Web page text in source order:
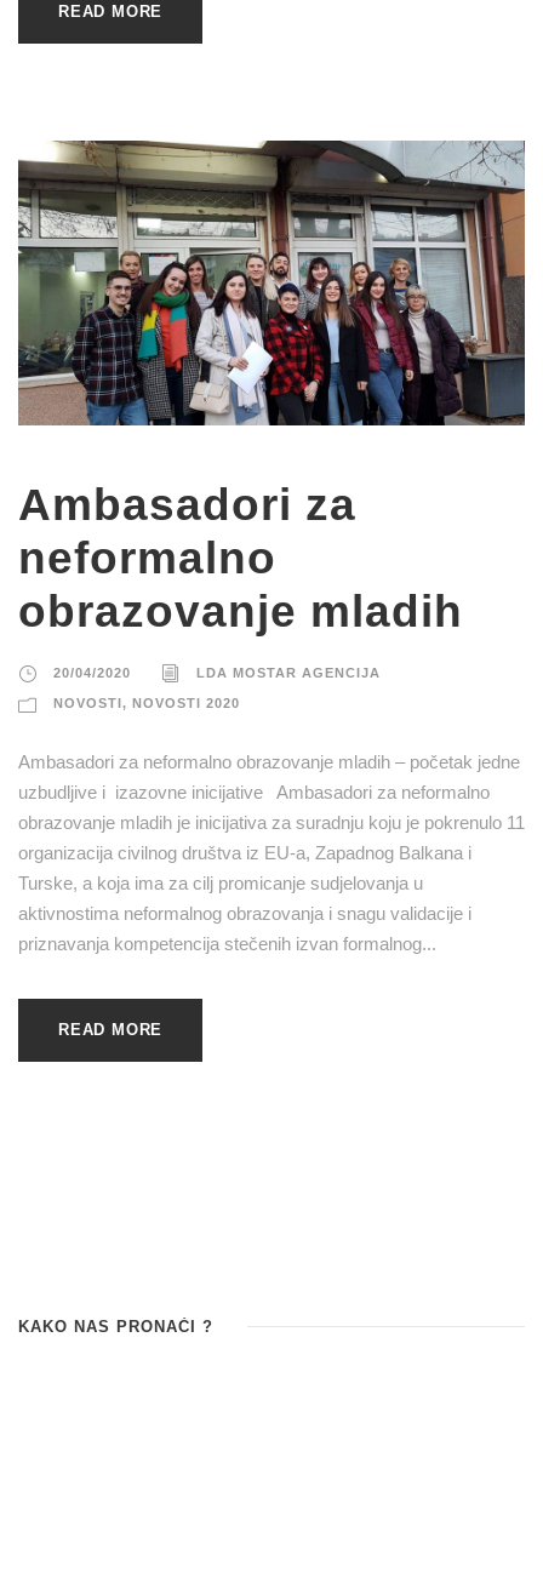
READ MORE
Ambasadori za
neformalno
obrazovanje mladih
20/04/2020 LDA MOSTAR AGENCIJA
NOVOSTI, NOVOSTI 2020
Ambasadori za neformalno obrazovanje mladih – početak jedne
uzbudljive i izazovne inicijative Ambasadori za neformalno
obrazovanje mladih je inicijativa za suradnju koju je pokrenulo 11
organizacija civilnog društva iz EU-a, Zapadnog Balkana i
Turske, a koja ima za cilj promicanje sudjelovanja u
aktivnostima neformalnog obrazovanja i snagu validacije i
priznavanja kompetencija stečenih izvan formalnog...
READ MORE
KAKO NAS PRONAĆI ?